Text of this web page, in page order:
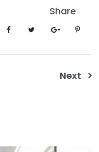
Share
Next